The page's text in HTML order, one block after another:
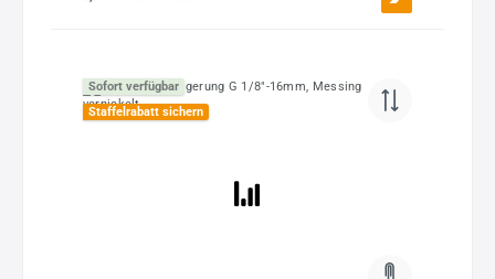
Sofort verfügbar
Staffelrabatt sichern